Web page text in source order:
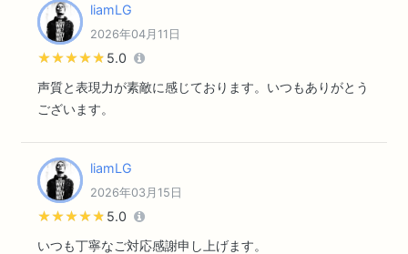
liamLG
2026年04月11日
★★★★★
★★★★★ 5.0
声質と表現力が素敵に感じております。いつもありがとう
ございます。
liamLG
2026年03月15日
★★★★★
★★★★★ 5.0
いつも丁寧なご対応感謝申し上げます。